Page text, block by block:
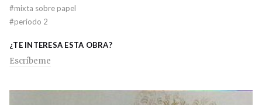
#mixta sobre papel
#periodo 2
¿TE INTERESA ESTA OBRA?
Escríbeme